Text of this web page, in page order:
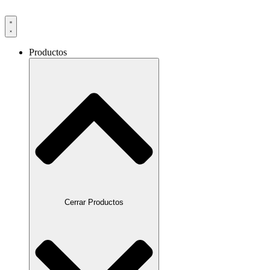
Productos
Cerrar Productos